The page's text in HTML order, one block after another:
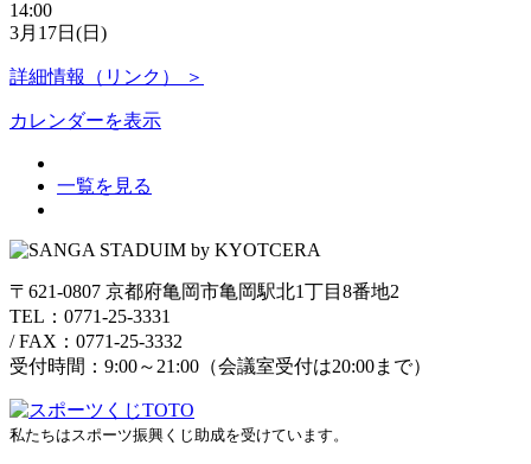
14:00
3月17日(日)
詳細情報（リンク） ＞
カレンダーを表示
一覧を見る
〒621-0807 京都府亀岡市亀岡駅北1丁目8番地2
TEL：0771-25-3331
/FAX：0771-25-3332
受付時間：9:00～21:00（会議室受付は20:00まで）
私たちはスポーツ振興くじ助成を受けています。